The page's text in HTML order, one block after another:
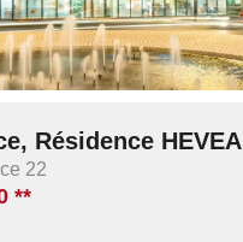
Résidence HEVEA
22
**